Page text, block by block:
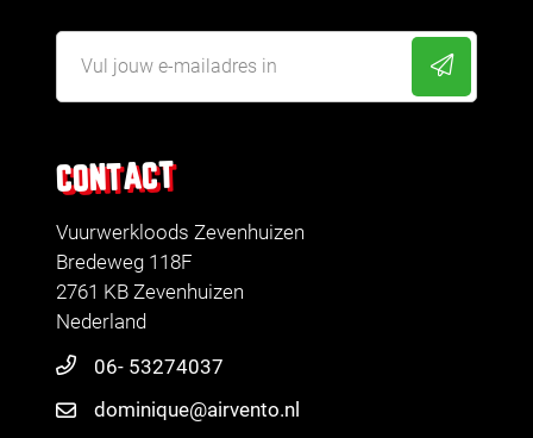
CONTACT
Vuurwerkloods Zevenhuizen
Bredeweg 118F
2761 KB Zevenhuizen
Nederland
06- 53274037
dominique@airvento.nl